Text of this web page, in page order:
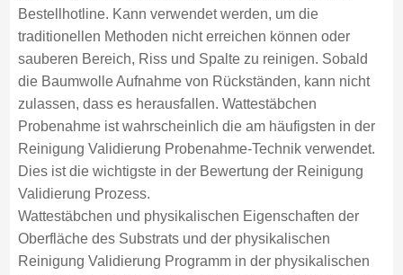
Bestellhotline. Kann verwendet werden, um die
traditionellen Methoden nicht erreichen können oder
sauberen Bereich, Riss und Spalte zu reinigen. Sobald
die Baumwolle Aufnahme von Rückständen, kann nicht
zulassen, dass es herausfallen. Wattestäbchen
Probenahme ist wahrscheinlich die am häufigsten in der
Reinigung Validierung Probenahme-Technik verwendet.
Dies ist die wichtigste in der Bewertung der Reinigung
Validierung Prozess.
Wattestäbchen und physikalischen Eigenschaften der
Oberfläche des Substrats und der physikalischen
Reinigung Validierung Programm in der physikalischen